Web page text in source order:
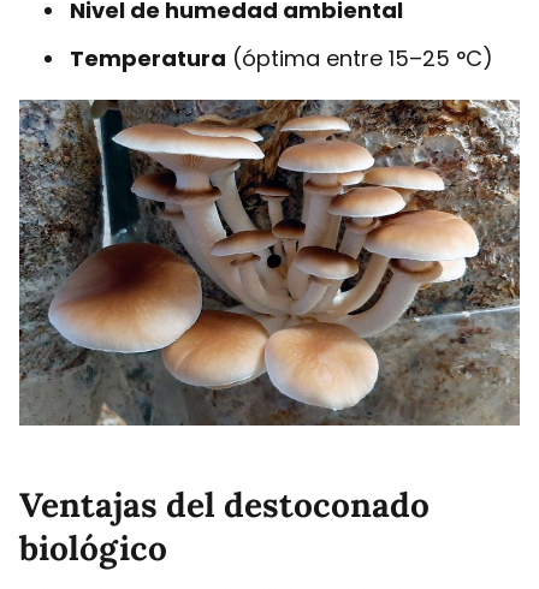
Nivel de humedad ambiental
Temperatura (óptima entre 15–25 °C)
Ventajas del destoconado
biológico